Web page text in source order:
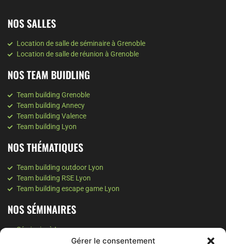
Gérer le consentement
NOS SALLES
Location de salle de séminaire à Grenoble
Location de salle de réunion à Grenoble
NOS TEAM BUIDLING
Team building Grenoble
Team building Annecy
Team building Valence
Team building Lyon
NOS THÉMATIQUES
Team building outdoor Lyon
Team building RSE Lyon
Team building escape game Lyon
NOS SÉMINAIRES
Séminaire à Lyon
Séminaire à Valence